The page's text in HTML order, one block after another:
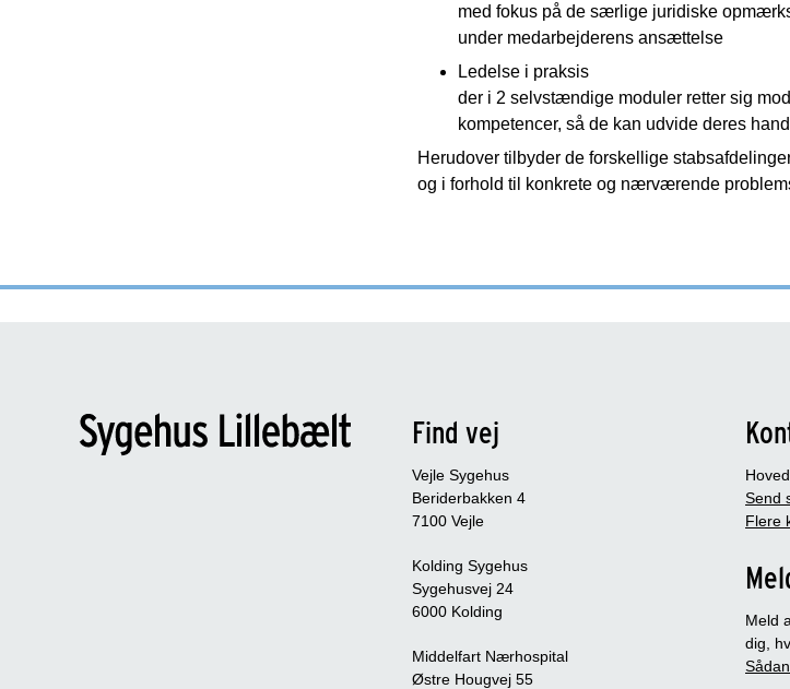
med fokus på de særlige juridiske
under medarbejderens ansættelse
Ledelse i praksis
der i 2 selvstændige moduler retter sig
kompetencer, så de kan udvide deres
Herudover tilbyder de forskellige
og i forhold til konkrete og nærværende
Find vej
Vejle Sygehus
Beriderbakken 4
7100 Vejle
Kolding Sygehus
Sygehusvej 24
6000 Kolding
Middelfart Nærhospital
Østre Hougvej 55
Send
Flere
Meld
dig,